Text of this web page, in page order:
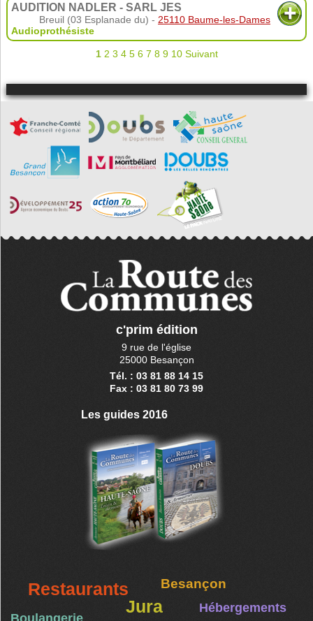
AUDITION NADLER - SARL JES
Breuil (03 Esplanade du) - 25110 Baume-les-Dames
Audioprothésiste
1 2 3 4 5 6 7 8 9 10 Suivant
c'prim édition
9 rue de l'église
25000 Besançon
Tél. : 03 81 88 14 15
Fax : 03 81 80 73 99
Les guides 2016
Restaurants Besançon
Jura Hébergements
Boulangerie